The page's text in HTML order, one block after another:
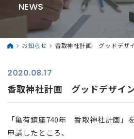
NEWS
お知らせ 香取神社計画 グッドデザ
2020.08.17
香取神社計画 グッドデザイ
「亀有鎮座740年 香取神社計画」
申請したところ、